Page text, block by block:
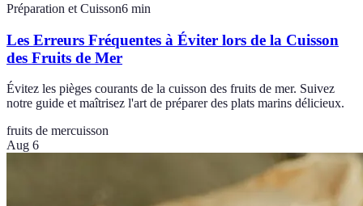
Préparation et Cuisson6 min
Les Erreurs Fréquentes à Éviter lors de la Cuisson
des Fruits de Mer
Évitez les pièges courants de la cuisson des fruits de mer. Suivez
notre guide et maîtrisez l'art de préparer des plats marins délicieux.
fruits de mercuisson
Aug 6